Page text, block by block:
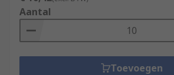
Aantal
Toevoegen